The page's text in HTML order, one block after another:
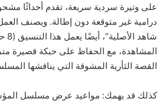
على وتيرة سردية سريعة، تقدم أحداثًا
درامية غير متوقعة دون إطالة. ويصنف
المشاهدة، مع الحفاظ على حبكة قصيرة
القصة الثأرية المشوقة التي يناقشها
كذلك قد يهمك: